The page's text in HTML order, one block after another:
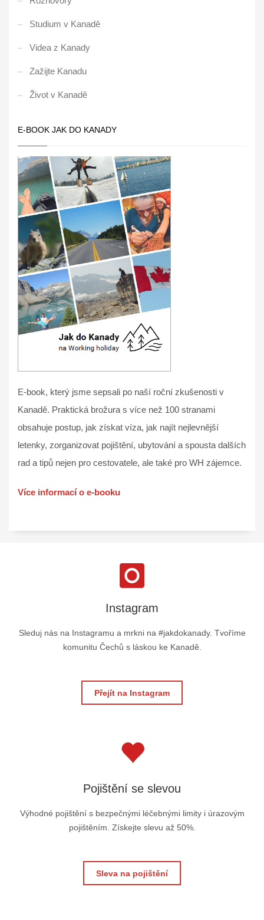
Studium v Kanadě
Videa z Kanady
Zažijte Kanadu
Život v Kanadě
E-BOOK JAK DO KANADY
E-book, který jsme sepsali po naší roční zkušenosti v
Kanadě. Praktická brožura s více než 100 stranami
obsahuje postup, jak získat víza, jak najít nejlevnější
letenky, zorganizovat pojištění, ubytování a spousta dalších
rad a tipů nejen pro cestovatele, ale také pro WH zájemce.
Více informací o e-booku
Instagram
Sleduj nás na Instagramu a mrkni na #jakdokanady. Tvoříme
komunitu Čechů s láskou ke Kanadě.
Přejít na Instagram
Pojištění se slevou
Výhodné pojištění s bezpečnými léčebnými limity i úrazovým
pojištěním. Získejte slevu až 50%.
Sleva na pojištění